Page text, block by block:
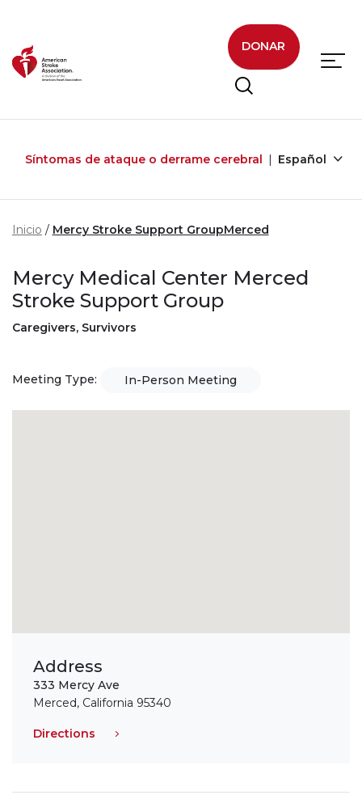
DONAR
Síntomas de ataque o derrame cerebral Español
Inicio Mercy Stroke Support GroupMerced
Mercy Medical Center Merced
Stroke Support Group
Caregivers, Survivors
Meeting Type: In-Person Meeting
Address
333 Mercy Ave
Merced, California 95340
Directions